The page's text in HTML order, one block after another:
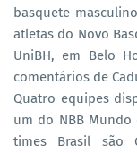
basquete
atletas do Novo
UniBH, em Belo
comentários de
Quatro equipes
um do NBB Mundo
times Brasil são